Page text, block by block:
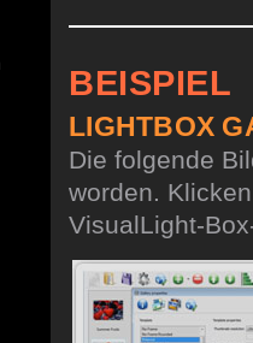
BEISPIEL
LIGHTBOX
Die folgende
worden.
VisualLight-